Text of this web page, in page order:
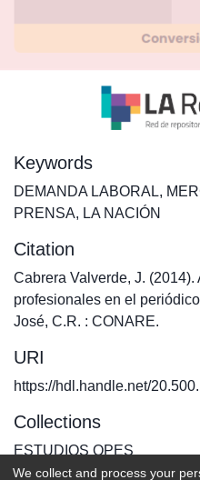
Keywords
DEMANDA LABORAL,
PRENSA, LA NACIÓN
Citation
Cabrera Valverde, J.
profesionales en el
José, C.R. : CONARE.
URI
https://hdl.handle.net/
Collections
ESTUDIOS OPES
We collect and process your